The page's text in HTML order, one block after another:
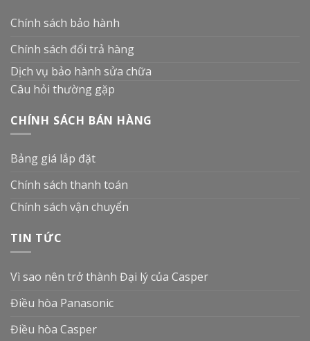
Chính sách bảo hành
Chính sách đổi trả hàng
Dịch vụ bảo hành sửa chữa
Câu hỏi thường gặp
CHÍNH SÁCH BÁN HÀNG
Bảng giá lắp đặt
Chính sách thanh toán
Chính sách vận chuyển
TIN TỨC
Vì sao nên trở thành Đại lý của Casper
Điều hòa Panasonic
Điều hòa Casper